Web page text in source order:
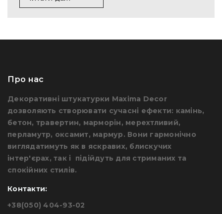
Про нас
Декоративні штукатурки Maxima Decor
дозволяють створювати сучасні ефекти: камінь,
бетон, травертин, марморін, мерехтливий,
перламутр, оксамит, мармур. Вони гармонічно
виглядатимуть як в яскравих, блискучих
інтер'єрах, так і підійдуть для стриманих та
спокійних стилів.
Контакти:
+38(050) 404-93-02